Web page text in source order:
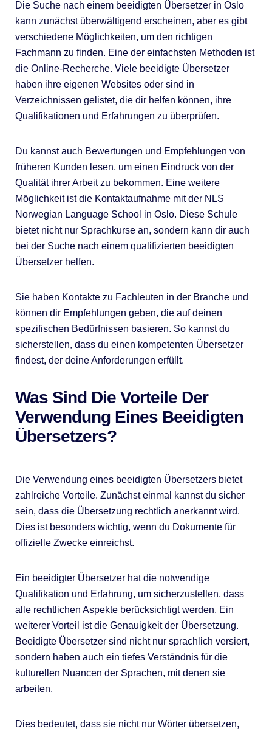
Die Suche nach einem beeidigten Übersetzer in Oslo
kann zunächst überwältigend erscheinen, aber es gibt
verschiedene Möglichkeiten, um den richtigen
Fachmann zu finden. Eine der einfachsten Methoden ist
die Online-Recherche. Viele beeidigte Übersetzer
haben ihre eigenen Websites oder sind in
Verzeichnissen gelistet, die dir helfen können, ihre
Qualifikationen und Erfahrungen zu überprüfen.
Du kannst auch Bewertungen und Empfehlungen von
früheren Kunden lesen, um einen Eindruck von der
Qualität ihrer Arbeit zu bekommen. Eine weitere
Möglichkeit ist die Kontaktaufnahme mit der NLS
Norwegian Language School in Oslo. Diese Schule
bietet nicht nur Sprachkurse an, sondern kann dir auch
bei der Suche nach einem qualifizierten beeidigten
Übersetzer helfen.
Sie haben Kontakte zu Fachleuten in der Branche und
können dir Empfehlungen geben, die auf deinen
spezifischen Bedürfnissen basieren. So kannst du
sicherstellen, dass du einen kompetenten Übersetzer
findest, der deine Anforderungen erfüllt.
Was Sind Die Vorteile Der
Verwendung Eines Beeidigten
Übersetzers?
Die Verwendung eines beeidigten Übersetzers bietet
zahlreiche Vorteile. Zunächst einmal kannst du sicher
sein, dass die Übersetzung rechtlich anerkannt wird.
Dies ist besonders wichtig, wenn du Dokumente für
offizielle Zwecke einreichst.
Ein beeidigter Übersetzer hat die notwendige
Qualifikation und Erfahrung, um sicherzustellen, dass
alle rechtlichen Aspekte berücksichtigt werden. Ein
weiterer Vorteil ist die Genauigkeit der Übersetzung.
Beeidigte Übersetzer sind nicht nur sprachlich versiert,
sondern haben auch ein tiefes Verständnis für die
kulturellen Nuancen der Sprachen, mit denen sie
arbeiten.
Dies bedeutet, dass sie nicht nur Wörter übersetzen,